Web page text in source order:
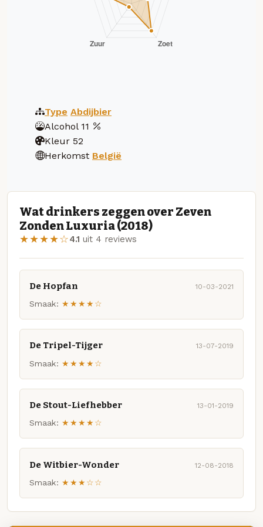
Type Abdijbier
Alcohol 11
Kleur 52
Herkomst België
Wat drinkers zeggen over Zeven
Zonden Luxuria (2018)
★★★★☆4.1 uit 4 reviews
De Hopfan 10-03-2021
Smaak: ★★★★☆
De Tripel-Tijger 13-07-2019
Smaak: ★★★★☆
De Stout-Liefhebber 13-01-2019
Smaak: ★★★★☆
De Witbier-Wonder 12-08-2018
Smaak: ★★★☆☆